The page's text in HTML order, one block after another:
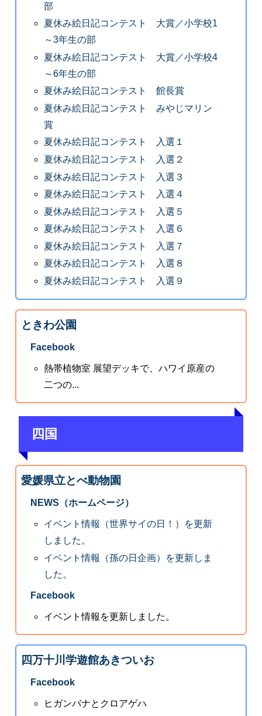
部
夏休み絵日記コンテスト 大賞／小学校1
～3年生の部
夏休み絵日記コンテスト 大賞／小学校4
～6年生の部
夏休み絵日記コンテスト 館長賞
夏休み絵日記コンテスト みやじマリン
賞
夏休み絵日記コンテスト 入選１
夏休み絵日記コンテスト 入選２
夏休み絵日記コンテスト 入選３
夏休み絵日記コンテスト 入選４
夏休み絵日記コンテスト 入選５
夏休み絵日記コンテスト 入選６
夏休み絵日記コンテスト 入選７
夏休み絵日記コンテスト 入選８
夏休み絵日記コンテスト 入選９
ときわ公園
Facebook
熱帯植物室 展望デッキで、ハワイ原産の
二つの...
四国
愛媛県立とべ動物園
NEWS（ホームページ）
イベント情報（世界サイの日！）を更新
しました。
イベント情報（孫の日企画）を更新しま
した。
Facebook
イベント情報を更新しました。
四万十川学遊館あきついお
Facebook
ヒガンバナとクロアゲハ